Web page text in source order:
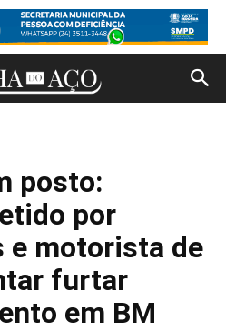
posto:
por
e motorista de
furtar
em BM